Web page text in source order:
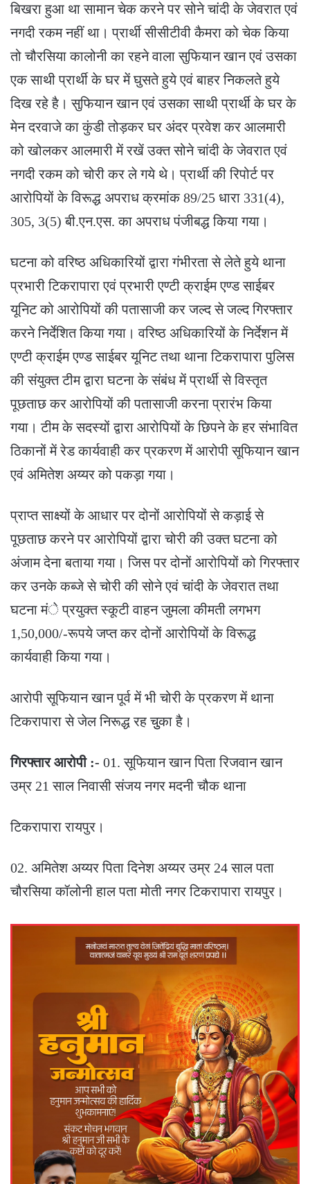
बिखरा हुआ था सामान चेक करने पर सोने चांदी के जेवरात एवं
नगदी रकम नहीं था। प्रार्थी सीसीटीवी कैमरा को चेक किया
तो चौरसिया कालोनी का रहने वाला सुफियान खान एवं उसका
एक साथी प्रार्थी के घर में घुसते हुये एवं बाहर निकलते हुये
दिख रहे है। सुफियान खान एवं उसका साथी प्रार्थी के घर के
मेन दरवाजे का कुंडी तोड़कर घर अंदर प्रवेश कर आलमारी
को खोलकर आलमारी में रखें उक्त सोने चांदी के जेवरात एवं
नगदी रकम को चोरी कर ले गये थे। प्रार्थी की रिपोर्ट पर
आरोपियों के विरूद्ध अपराध क्रमांक 89/25 धारा 331(4),
305, 3(5) बी.एन.एस. का अपराध पंजीबद्ध किया गया।
घटना को वरिष्ठ अधिकारियों द्वारा गंभीरता से लेते हुये थाना
प्रभारी टिकरापारा एवं प्रभारी एण्टी क्राईम एण्ड साईबर
यूनिट को आरोपियों की पतासाजी कर जल्द से जल्द गिरफ्तार
करने निर्देशित किया गया। वरिष्ठ अधिकारियों के निर्देशन में
एण्टी क्राईम एण्ड साईबर यूनिट तथा थाना टिकरापारा पुलिस
की संयुक्त टीम द्वारा घटना के संबंध में प्रार्थी से विस्तृत
पूछताछ कर आरोपियों की पतासाजी करना प्रारंभ किया
गया। टीम के सदस्यों द्वारा आरोपियों के छिपने के हर संभावित
ठिकानों में रेड कार्यवाही कर प्रकरण में आरोपी सूफियान खान
एवं अमितेश अय्यर को पकड़ा गया।
प्राप्त साक्ष्यों के आधार पर दोनों आरोपियों से कड़ाई से
पूछताछ करने पर आरोपियों द्वारा चोरी की उक्त घटना को
अंजाम देना बताया गया। जिस पर दोनों आरोपियों को गिरफ्तार
कर उनके कब्जे से चोरी की सोने एवं चांदी के जेवरात तथा
घटना मंे प्रयुक्त स्कूटी वाहन जुमला कीमती लगभग
1,50,000/-रूपये जप्त कर दोनों आरोपियों के विरूद्ध
कार्यवाही किया गया।
आरोपी सूफियान खान पूर्व में भी चोरी के प्रकरण में थाना
टिकरापारा से जेल निरूद्ध रह चुुका है।
गिरफ्तार आरोपी :- 01. सूफियान खान पिता रिजवान खान
उम्र 21 साल निवासी संजय नगर मदनी चौक थाना
टिकरापारा रायपुर।
02. अमितेश अय्यर पिता दिनेश अय्यर उम्र 24 साल पता
चौरसिया कॉलोनी हाल पता मोती नगर टिकरापारा रायपुर।